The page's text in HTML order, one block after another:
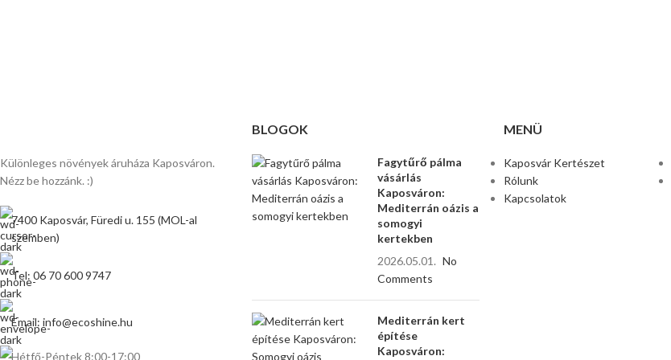
Különleges növények áruháza Kaposváron.
Nézz be hozzánk. :)
7400 Kaposvár, Füredi u. 155 (MOL-al
szemben)
Tel: 06 70 600 9747
Email: info@ecoshine.hu
Hétfő-Péntek 8:00-17:00
BLOGOK
Fagytűrő pálma
vásárlás
Kaposváron:
Mediterrán oázis a
somogyi
kertekben
2026.05.01. No
Comments
Mediterrán kert
építése
Kaposváron:
MENÜ
Kaposvár Kertészet
Rólunk
Kapcsolatok